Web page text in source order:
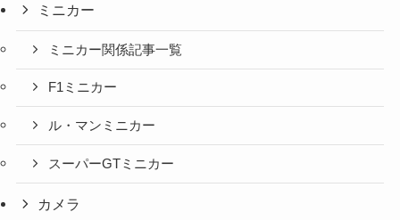
ミニカー
ミニカー関係記事一覧
F1ミニカー
ル・マンミニカー
スーパーGTミニカー
カメラ